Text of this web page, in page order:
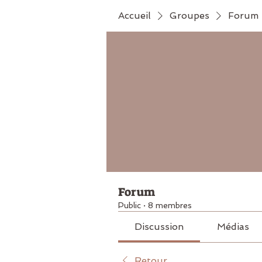
Accueil Groupes Forum
Forum
Public · 8 membres
Discussion Médias